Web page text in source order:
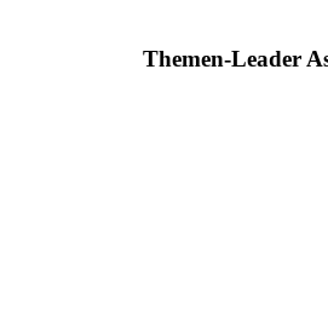
Themen-Leader